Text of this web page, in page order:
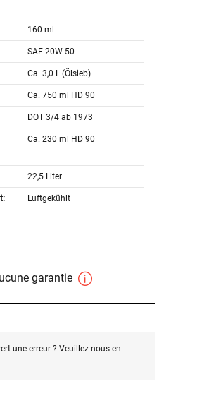
160 ml
SAE 20W-50
Ca. 3,0 L (Ölsieb)
Ca. 750 ml HD 90
DOT 3/4 ab 1973
Ca. 230 ml HD 90
22,5 Liter
Luftgekühlt
garantie
une erreur ? Veuillez nous en